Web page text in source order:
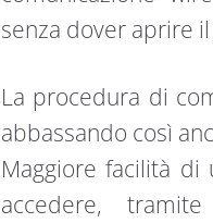
senza dover aprire
La procedura di
abbassando così
Maggiore facilità di
accedere,